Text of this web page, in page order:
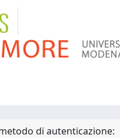
di autenticazione: